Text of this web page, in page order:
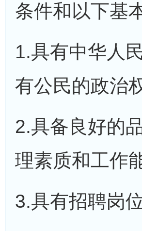
条件和以下基
1.具有中华人
有公民的政治
2.具备良好的
理素质和工作
3.具有招聘岗